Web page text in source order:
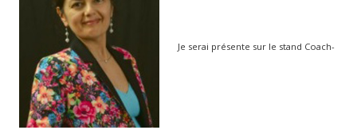
Je serai présente sur le stand Coach-